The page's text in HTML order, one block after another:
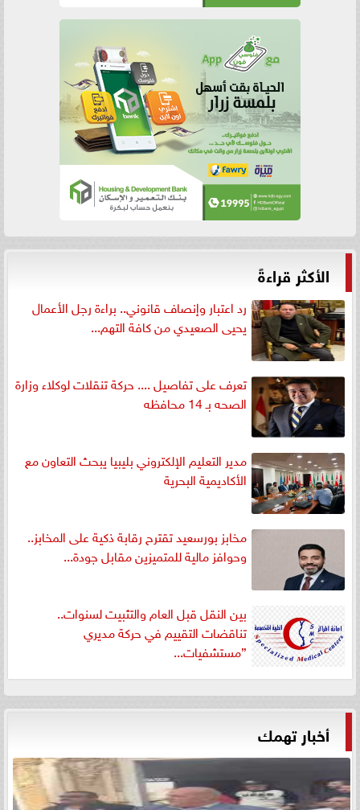
الأكثر قراءةً
رد اعتبار وإنصاف قانوني.. براءة رجل الأعمال
يحيى الصعيدي من كافة التهم...
تعرف على تفاصيل .... حركة تنقلات لوكلاء وزارة
الصحه بـ 14 محافظه
مدير التعليم الإلكتروني بليبيا يبحث التعاون مع
الأكاديمية البحرية
مخابز بورسعيد تقترح رقابة ذكية على المخابز..
وحوافز مالية للمتميزين مقابل جودة...
بين النقل قبل العام والتثبيت لسنوات..
تناقضات التقييم في حركة مديري
”مستشفيات...
أخبار تهمك